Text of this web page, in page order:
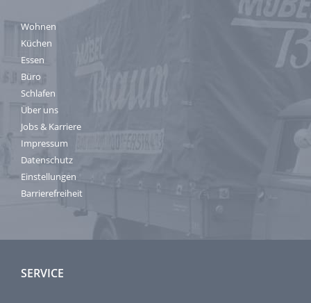
Wohnen
Küchen
Essen
Büro
Schlafen
Über uns
Jobs & Karriere
Impressum
Datenschutz
Einstellungen
Barrierefreiheit
SERVICE